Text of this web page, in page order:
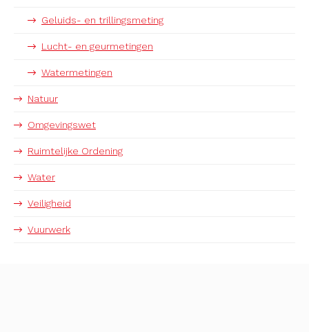
Geluids- en trillingsmeting
Lucht- en geurmetingen
Watermetingen
Natuur
Omgevingswet
Ruimtelijke Ordening
Water
Veiligheid
Vuurwerk